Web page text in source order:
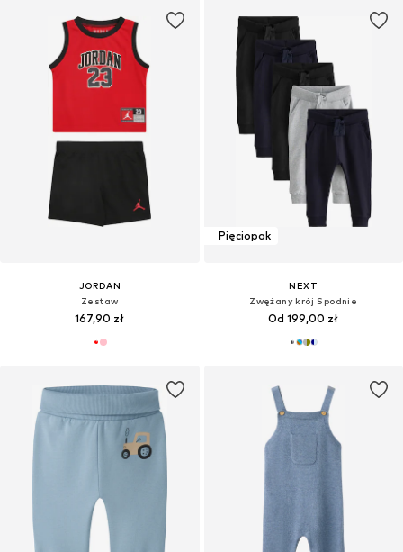
JORDAN
Zestaw
167,90 zł
Pięciopak
NEXT
Zwężany krój Spodnie
Od 199,00 zł